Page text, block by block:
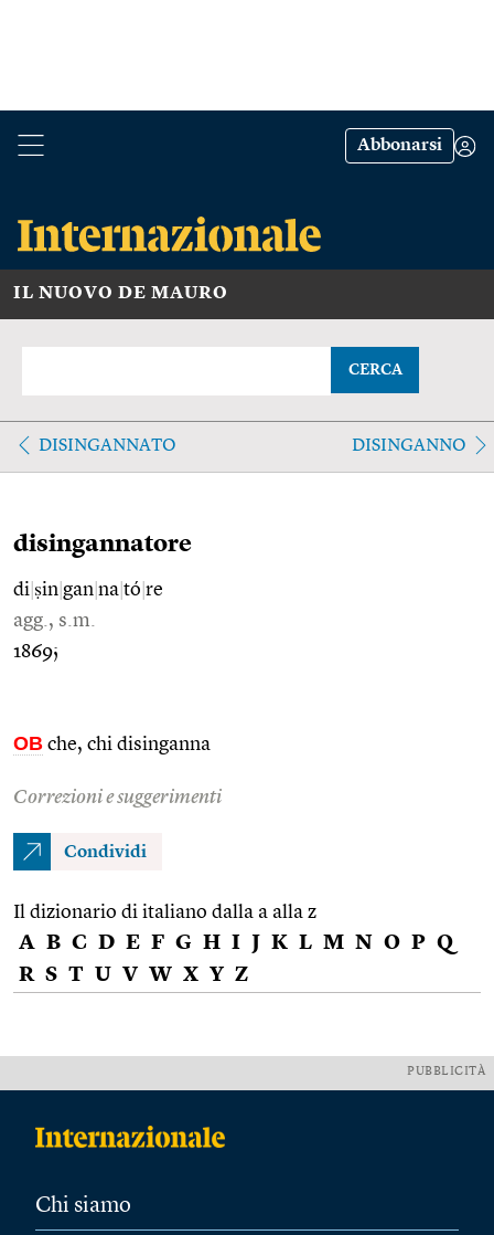
Abbonarsi
IL NUOVO DE MAURO
CERCA
DISINGANNATO DISINGANNO
disingannatore
di ṣin gan na tó re
agg., s.m.
1869;
OB che, chi disinganna
Correzioni e suggerimenti
Condividi
Il dizionario di italiano dalla a alla z
A B C D E F G H I J K L M N O P Q
R S T U V W X Y Z
PUBBLICITÀ
Chi siamo